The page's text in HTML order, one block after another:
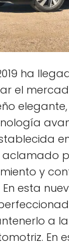
ha
el
aclamado
y
esta
a
En